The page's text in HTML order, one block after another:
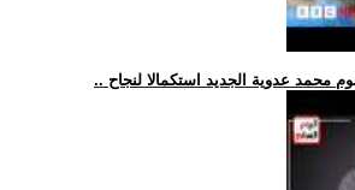
محمد عدوية الجديد استكمالا لنجاح